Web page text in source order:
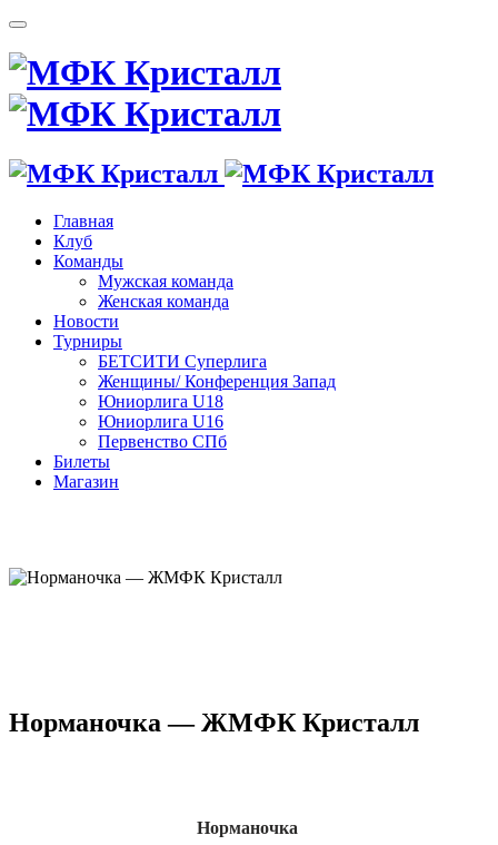
Главная
Клуб
Команды
Мужская команда
Женская команда
Новости
Турниры
БЕТСИТИ Суперлига
Женщины/ Конференция Запад
Юниорлига U18
Юниорлига U16
Первенство СПб
Билеты
Магазин
Норманочка — ЖМФК Кристалл
Норманочка